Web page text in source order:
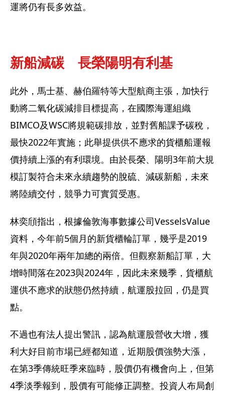
運將仍有長多效益。
新船減碳　長榮陽明有利基
此外，馬士基、赫伯羅特等大型航商主張，加快行
動將二氧化碳減排目標提高，在國際海運組織
BIMCO及WSC將規範碳排放，並對舊船課予碳稅，
最快2022年實施；此舉提供供不應求的貨櫃船運報
價持續上漲的有利環境。由於長榮、陽明3年前大規
模訂製符合未來永續趨勢的脫硫、減碳新船，未來
將陸續交付，競爭力可實質受惠。
林奕頎指出，根據倫敦海事數據公司VesselsValue
資料，今年前5個月的新貨櫃輪訂單，幾乎是2019
年與2020年兩年加總的兩倍。但觀察新船訂單，大
增時間落在2023與2024年，因此未來幾季，貨櫃航
運供不應求的狀態仍然持續，航運股拉回，仍是買
點。
不過也有法人提出警訊，認為航運股營收大增，獲
利大好目前市場已經都知道，近期股價強勢大漲，
在第3季傳統旺季來臨時，股價仍有機會向上，但第
4季淡季報到，股價有可能修正調整。投資人布局創